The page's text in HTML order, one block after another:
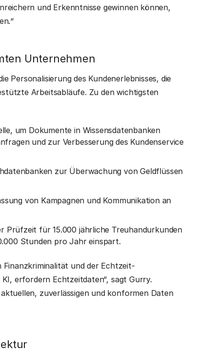
und Erkenntnisse gewinnen können,
Unternehmen
des Kundenerlebnisses, die
Arbeitsabläufe. Zu den wichtigsten
um Dokumente in Wissensdatenbanken
und zur Verbesserung des Kundenservice
zur Überwachung von Geldflüssen
von Kampagnen und Kommunikation an
Prüfzeit für 15.000 jährliche Treuhandurkunden
Stunden pro Jahr einspart.
und der Echtzeit-
erfordern Echtzeitdaten“, sagt Gurry.
zuverlässigen und konformen Daten